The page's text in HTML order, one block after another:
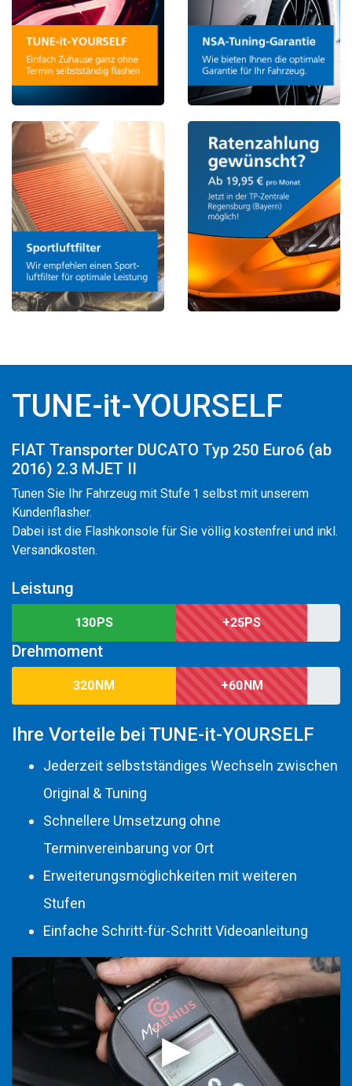
TUNE-it-YOURSELF
FIAT Transporter DUCATO Typ 250 Euro6 (ab
2016) 2.3 MJET II
Tunen Sie Ihr Fahrzeug mit Stufe 1 selbst mit unserem
Kundenflasher.
Dabei ist die Flashkonsole für Sie völlig kostenfrei und inkl.
Versandkosten.
Leistung
130PS +25PS
Drehmoment
320NM +60NM
Ihre Vorteile bei TUNE-it-YOURSELF
Jederzeit selbstständiges Wechseln zwischen
Original & Tuning
Schnellere Umsetzung ohne
Terminvereinbarung vor Ort
Erweiterungsmöglichkeiten mit weiteren
Stufen
Einfache Schritt-für-Schritt Videoanleitung